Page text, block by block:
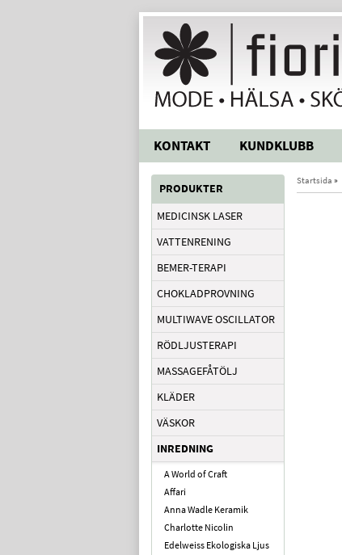
KONTAKT KUNDKLUBB
PRODUKTER
MEDICINSK LASER
VATTENRENING
BEMER-TERAPI
CHOKLADPROVNING
MULTIWAVE OSCILLATOR
RÖDLJUSTERAPI
MASSAGEFÅTÖLJ
KLÄDER
VÄSKOR
INREDNING
A World of Craft
Affari
Anna Wadle Keramik
Charlotte Nicolin
Edelweiss Ekologiska Ljus
Startsida »